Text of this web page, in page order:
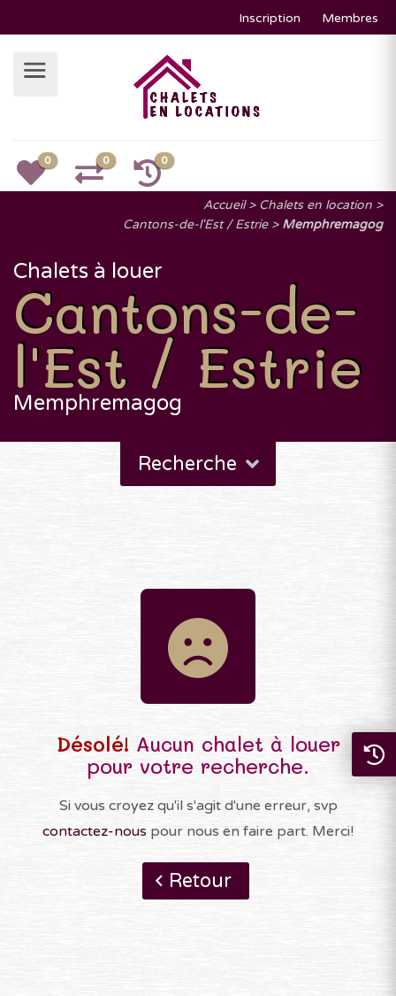
Inscription Membres
0 0 0
Accueil
Chalets en location
Cantons-de-l'Est / Estrie
Memphremagog
Chalets à louer
Cantons-de-
l'Est / Estrie
Memphremagog
Recherche
Désolé! Aucun chalet à louer
pour votre recherche.
Si vous croyez qu'il s'agit d'une erreur, svp
contactez-nous pour nous en faire part. Merci!
Retour